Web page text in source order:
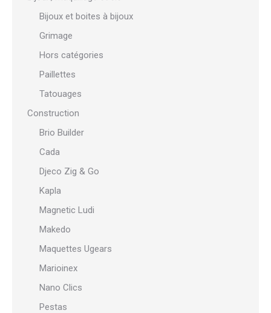
Bijoux et boites à bijoux
Grimage
Hors catégories
Paillettes
Tatouages
Construction
Brio Builder
Cada
Djeco Zig & Go
Kapla
Magnetic Ludi
Makedo
Maquettes Ugears
Marioinex
Nano Clics
Pestas